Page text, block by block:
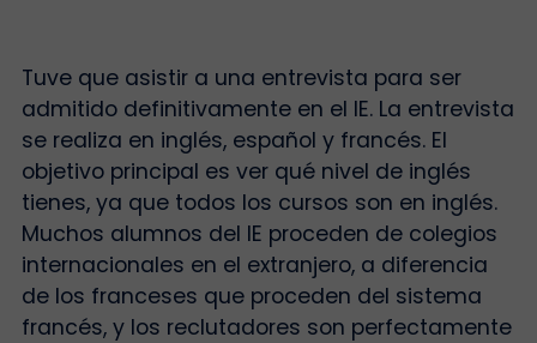
Tuve que asistir a una entrevista para ser
admitido definitivamente en el IE. La entrevista
se realiza en inglés, español y francés. El
objetivo principal es ver qué nivel de inglés
tienes, ya que todos los cursos son en inglés.
Muchos alumnos del IE proceden de colegios
internacionales en el extranjero, a diferencia
de los franceses que proceden del sistema
francés, y los reclutadores son perfectamente